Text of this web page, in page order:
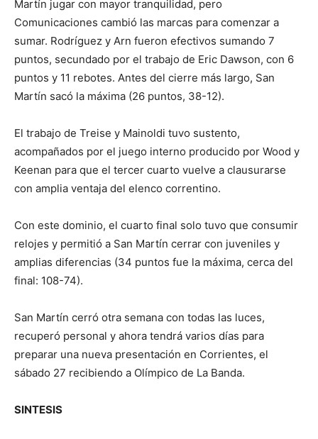
Martín jugar con mayor tranquilidad, pero
Comunicaciones cambió las marcas para comenzar a
sumar. Rodríguez y Arn fueron efectivos sumando 7
puntos, secundado por el trabajo de Eric Dawson, con 6
puntos y 11 rebotes. Antes del cierre más largo, San
Martín sacó la máxima (26 puntos, 38-12).
El trabajo de Treise y Mainoldi tuvo sustento,
acompañados por el juego interno producido por Wood y
Keenan para que el tercer cuarto vuelve a clausurarse
con amplia ventaja del elenco correntino.
Con este dominio, el cuarto final solo tuvo que consumir
relojes y permitió a San Martín cerrar con juveniles y
amplias diferencias (34 puntos fue la máxima, cerca del
final: 108-74).
San Martín cerró otra semana con todas las luces,
recuperó personal y ahora tendrá varios días para
preparar una nueva presentación en Corrientes, el
sábado 27 recibiendo a Olímpico de La Banda.
SINTESIS